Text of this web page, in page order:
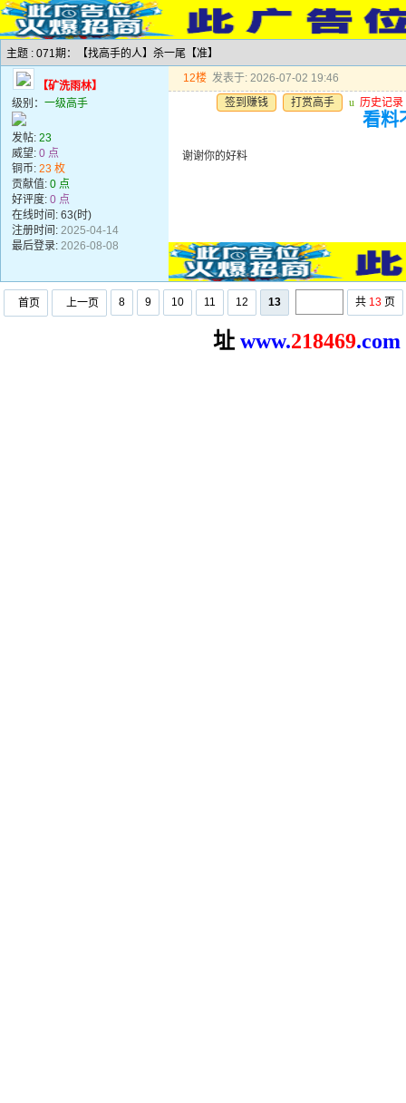
主题 : 071期：【找高手的人】杀一尾【准】
【矿洗雨林】
级别： 一级高手
发帖: 23
威望: 0 点
铜币: 23 枚
贡献值: 0 点
好评度: 0 点
在线时间: 63(时)
注册时间: 2025-04-14
最后登录: 2026-08-08
12楼 发表于: 2026-07-02 19:46
签到赚钱
打赏高手 u 历史记录
看料
谢谢你的好料
首页 上一页 8 9 10 11 12 13 共 13 页
址 www.218469.com